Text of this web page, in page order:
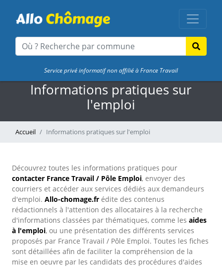
Service privé informatif non affilié à France Travail
Informations pratiques sur
l'emploi
Accueil Informations pratiques sur l'emploi
Découvrez toutes les informations pratiques pour
contacter France Travail / Pôle Emploi, envoyer des
courriers et accéder aux services dédiés aux demandeurs
d'emploi. Allo-chomage.fr édite des contenus
rédactionnels à l'attention des allocataires à la recherche
d'informations classées par thématiques, comme les aides
à l'emploi, ou une présentation des différents services
proposés par France Travail / Pôle Emploi. Toutes les fiches
sont détaillées afin de faciliter la compréhension de la
mise en oeuvre par les candidats des procédures d'aides